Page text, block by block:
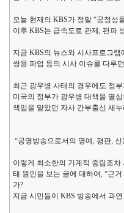
오늘 현재의 KBS가 정말 “공정성
이후 KBS는 급속도로 관제, 편파
지금 KBS의 뉴스와 시사프로그
쌍용 파업 등의 시사 이슈를 다루
최근 광우병 사태의 경우에도 정
미국의 정부가 광우병 대책을 열
책임을 맡았던 자사 간부출신 새
“공영방송으로서의 명예, 평판,
이렇게 최소한의 기계적 중립조
태 원인을 보는 글에 대하여, “근
가?
지금 시민들이 KBS 방송에서 과